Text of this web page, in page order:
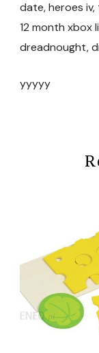
date, heroes
12 month xbox
dreadnought,
yyyyy